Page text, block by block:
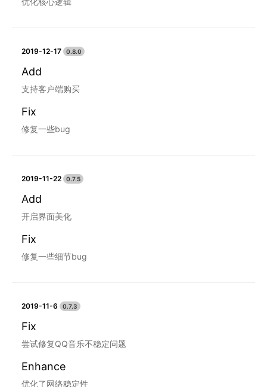
2019-12-17 0.8.0
Add
支持客户端购买
Fix
修复一些bug
2019-11-22 0.7.5
Add
开启界面美化
Fix
修复一些细节bug
2019-11-6 0.7.3
Fix
尝试修复QQ音乐不稳定问题
Enhance
优化了网络稳定性